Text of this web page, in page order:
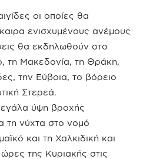
οι οποίες θα
ενισχυμένους ανέμους
θα εκδηλωθούν στο
τη Μακεδονία, τη Θράκη,
την Εύβοια, το βόρειο
Στερεά.
ύψη βροχής
τη νύχτα στο νομό
και τη Χαλκιδική και
της Κυριακής στις